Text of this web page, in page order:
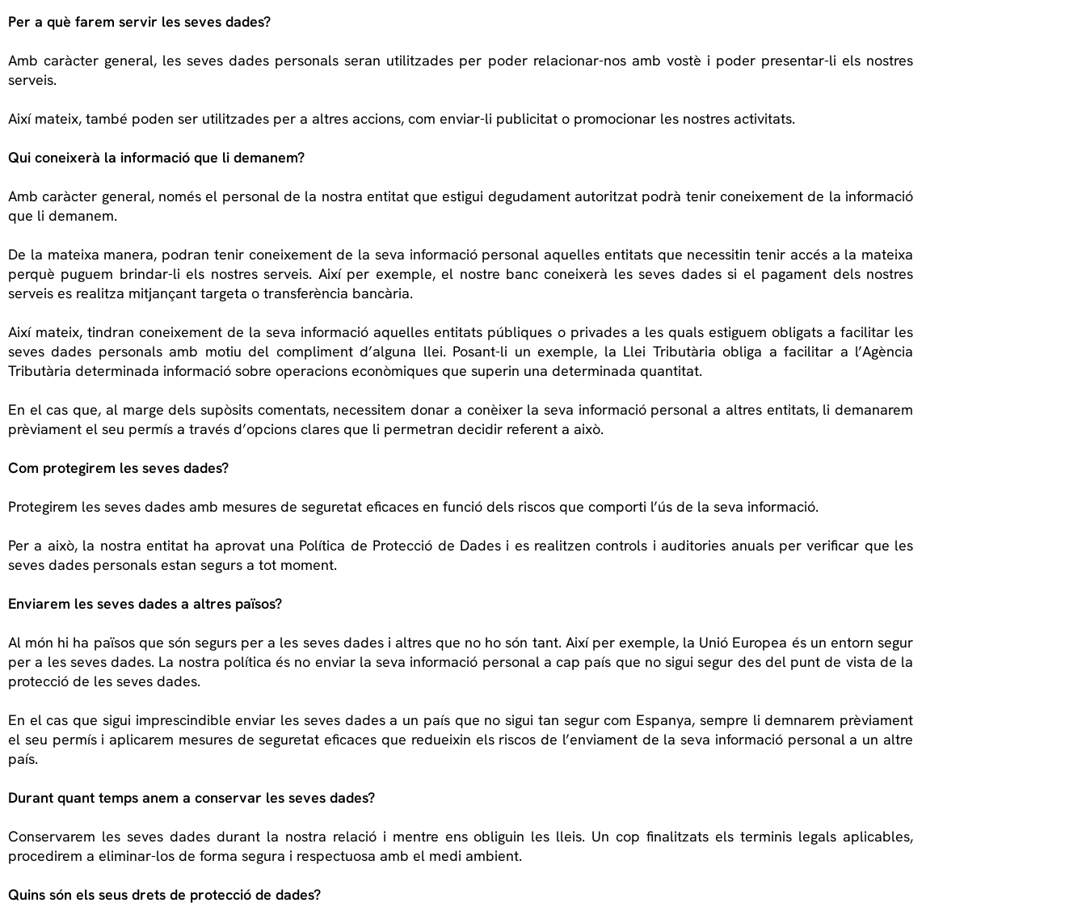
Per a què farem servir les seves dades?
Amb caràcter general, les seves dades personals seran utilitzades per poder relacionar-nos amb vostè i poder presentar-li els nostres
serveis.
Així mateix, també poden ser utilitzades per a altres accions, com enviar-li publicitat o promocionar les nostres activitats.
Qui coneixerà la informació que li demanem?
Amb caràcter general, només el personal de la nostra entitat que estigui degudament autoritzat podrà tenir coneixement de la informació
que li demanem.
De la mateixa manera, podran tenir coneixement de la seva informació personal aquelles entitats que necessitin tenir accés a la mateixa
perquè puguem brindar-li els nostres serveis. Així per exemple, el nostre banc coneixerà les seves dades si el pagament dels nostres
serveis es realitza mitjançant targeta o transferència bancària.
Així mateix, tindran coneixement de la seva informació aquelles entitats públiques o privades a les quals estiguem obligats a facilitar les
seves dades personals amb motiu del compliment d’alguna llei. Posant-li un exemple, la Llei Tributària obliga a facilitar a l’Agència
Tributària determinada informació sobre operacions econòmiques que superin una determinada quantitat.
En el cas que, al marge dels supòsits comentats, necessitem donar a conèixer la seva informació personal a altres entitats, li demanarem
prèviament el seu permís a través d’opcions clares que li permetran decidir referent a això.
Com protegirem les seves dades?
Protegirem les seves dades amb mesures de seguretat eficaces en funció dels riscos que comporti l’ús de la seva informació.
Per a això, la nostra entitat ha aprovat una Política de Protecció de Dades i es realitzen controls i auditories anuals per verificar que les
seves dades personals estan segurs a tot moment.
Enviarem les seves dades a altres països?
Al món hi ha països que són segurs per a les seves dades i altres que no ho són tant. Així per exemple, la Unió Europea és un entorn segur
per a les seves dades. La nostra política és no enviar la seva informació personal a cap país que no sigui segur des del punt de vista de la
protecció de les seves dades.
En el cas que sigui imprescindible enviar les seves dades a un país que no sigui tan segur com Espanya, sempre li demnarem prèviament
el seu permís i aplicarem mesures de seguretat eficaces que redueixin els riscos de l’enviament de la seva informació personal a un altre
país.
Durant quant temps anem a conservar les seves dades?
Conservarem les seves dades durant la nostra relació i mentre ens obliguin les lleis. Un cop finalitzats els terminis legals aplicables,
procedirem a eliminar-los de forma segura i respectuosa amb el medi ambient.
Quins són els seus drets de protecció de dades?